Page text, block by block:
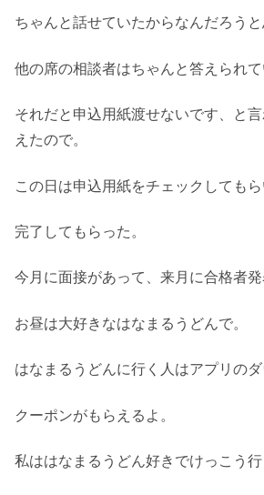
ちゃんと話せていたからなんだろうと
他の席の相談者はちゃんと答えられ
それだと申込用紙渡せないです、と
えたので。
この日は申込用紙をチェックしても
完了してもらった。
今月に面接があって、来月に合格者発
お昼は大好きなはなまるうどんで。
はなまるうどんに行く人はアプリのダ
クーポンがもらえるよ。
私ははなまるうどん好きでけっこう